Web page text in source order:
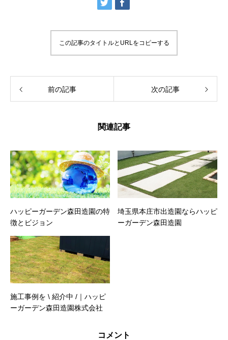
この記事のタイトルとURLをコピーする
前の記事 次の記事
関連記事
ハッピーガーデン森田造園の特
徴とビジョン
埼玉県本庄市出造園ならハッピ
ーガーデン森田造園
施工事例を \ 紹介中 /｜ハッピ
ーガーデン森田造園株式会社
コメント